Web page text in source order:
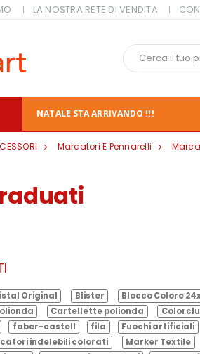
LA NOSTRA RETE DI VENDITA
NATALE STA ARRIVANDO !!!
Marcatori E Pennarelli
Original Blister Blocco Colore
Cartellette polionda
faber-castell fila Fuochi artificiali
indelebili colorati Marker Textile